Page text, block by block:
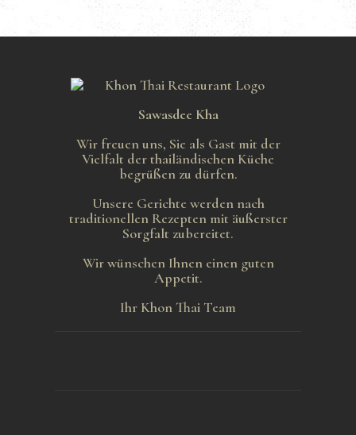
Sawasdee Kha
Wir freuen uns, Sie als Gast mit der
Vielfalt der thailändischen Küche
begrüßen zu dürfen.
Unsere Gerichte werden nach
traditionellen Rezepten mit äußerster
Sorgfalt zubereitet.
Wir wünschen Ihnen einen guten
Appetit.
Ihr Khon Thai Team